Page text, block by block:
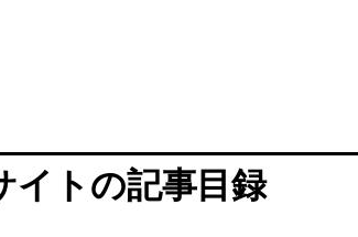
イトの記事目録